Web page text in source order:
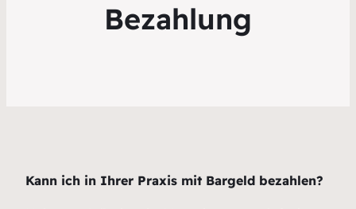
Bezahlung
Kann ich in Ihrer Praxis mit Bargeld bezahlen?